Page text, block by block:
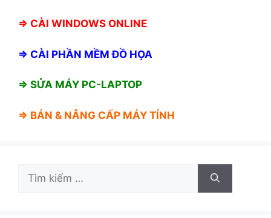
⇒ CÀI WINDOWS ONLINE
⇒ CÀI PHẦN MỀM ĐỒ HỌA
⇒ SỬA MÁY PC-LAPTOP
⇒ BÁN & NÂNG CẤP MÁY TÍNH
Tìm
kiếm